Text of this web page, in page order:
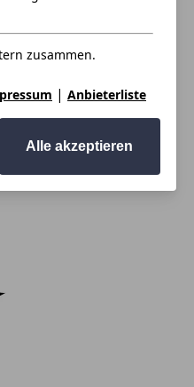
zusammen.
| Anbieterliste
Alle akzeptieren